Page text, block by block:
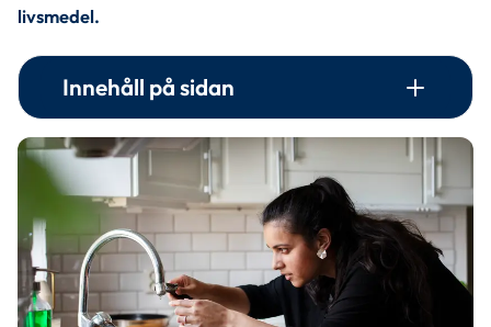
livsmedel.
Innehåll på sidan